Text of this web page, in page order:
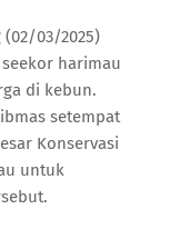
03/2025)
harimau
di kebun.
setempat
Konservasi
untuk